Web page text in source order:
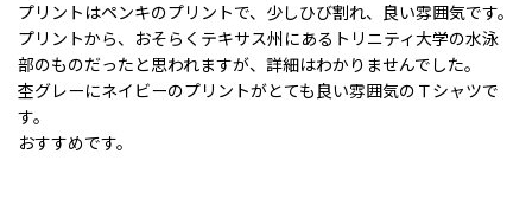
プリントはペンキのプリントで、少しひび割れ、良い雰囲気です。
プリントから、おそらくテキサス州にあるトリニティ大学の水泳
部のものだったと思われますが、詳細はわかりませんでした。
杢グレーにネイビーのプリントがとても良い雰囲気のＴシャツで
す。
おすすめです。